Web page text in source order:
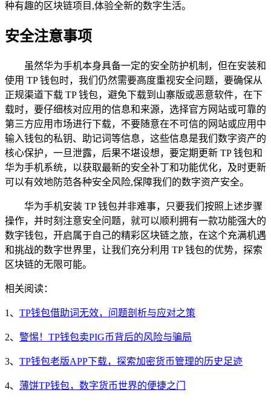
种有趣的区块链项目,体验全新的数字生活。
安全注意事项
虽然华为手机本身具备一定的安全防护机制，但在安装和
使用 TP 钱包时，我们仍然需要高度重视安全问题，要确保从
正规渠道下载 TP 钱包，避免下载到山寨版或恶意软件，在下
载时，要仔细核对应用的信息和来源，选择官方网站或可靠的
第三方应用市场进行下载，不要随意在不可信的网站或应用中
输入钱包的私钥、助记词等信息，这些信息是我们数字资产的
核心保护，一旦泄露，后果不堪设想，要定期更新 TP 钱包和
华为手机系统，以获取最新的安全补丁和功能优化，及时更新
可以有效地防范各种安全风险,保障我们的数字资产安全。
华为手机安装 TP 钱包并非难事，只要我们按照上述步骤
操作，并时刻注意安全问题，就可以顺利拥有一款功能强大的
数字钱包，开启属于自己的精彩区块链之旅，在这个充满机遇
和挑战的数字世界里，让我们充分利用 TP 钱包的优势，探索
区块链的无限可能。
相关阅读：
1、 TP钱包借助词无效，问题剖析与应对之策
2、 警惕！TP钱包卖PIG币背后的风险与骗局
3、 TP钱包老版APP下载，探索加密货币管理的历史足迹
4、 薄饼TP钱包，数字货币世界的便捷之门